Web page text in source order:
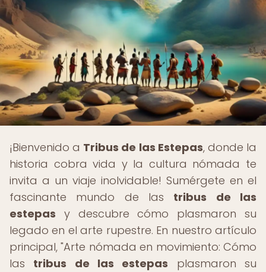
¡Bienvenido a Tribus de las Estepas, donde la
historia cobra vida y la cultura nómada te
invita a un viaje inolvidable! Sumérgete en el
fascinante mundo de las tribus de las
estepas y descubre cómo plasmaron su
legado en el arte rupestre. En nuestro artículo
principal, "Arte nómada en movimiento: Cómo
las tribus de las estepas plasmaron su